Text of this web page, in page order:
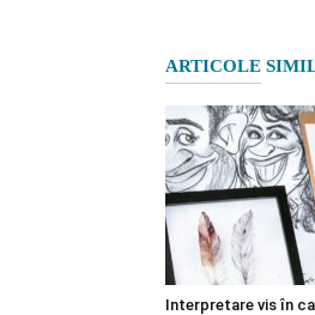
ARTICOLE
Interpretare vis în